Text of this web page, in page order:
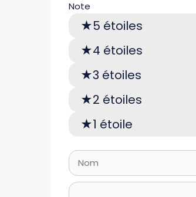
Note
5 étoiles
4 étoiles
3 étoiles
2 étoiles
1 étoile